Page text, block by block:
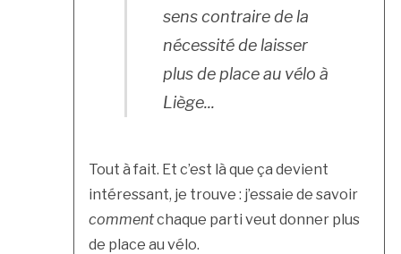
sens contraire de la
nécessité de laisser
plus de place au vélo à
Liège...
Tout à fait. Et c’est là que ça devient
intéressant, je trouve : j’essaie de savoir
commentchaque parti veut donner plus
de place au vélo.